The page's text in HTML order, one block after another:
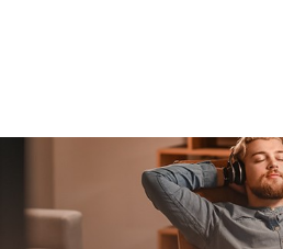
Solutions innovantes